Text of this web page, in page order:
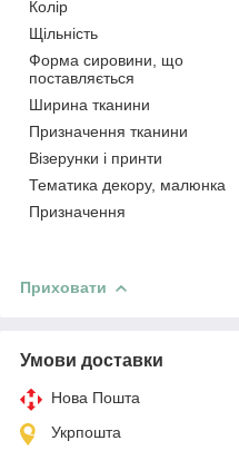
Колір
Щільність
Форма сировини, що
поставляється
Ширина тканини
Призначення тканини
Візерунки і принти
Тематика декору, малюнка
Призначення
Приховати
Умови доставки
Нова Пошта
Укрпошта